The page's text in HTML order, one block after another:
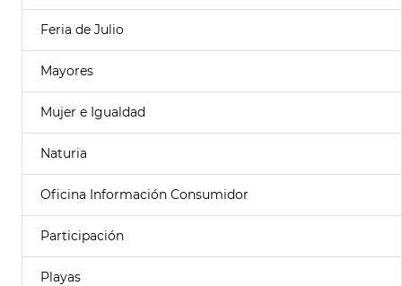
Feria de Julio
Mayores
Mujer e Igualdad
Naturia
Oficina Información Consumidor
Participación
Playas